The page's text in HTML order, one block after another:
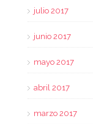
julio 2017
junio 2017
mayo 2017
abril 2017
marzo 2017